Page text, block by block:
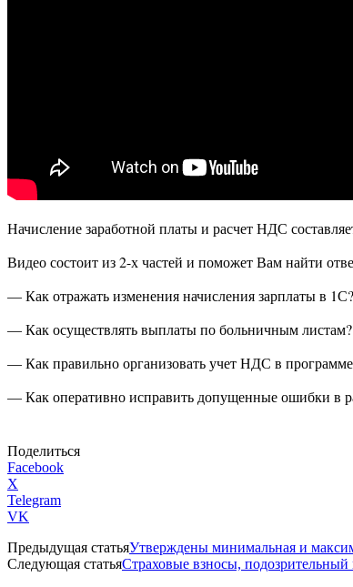
Начисление заработной платы и расчет НДС
Видео состоит из 2-х частей и поможет Вам найти
— Как отражать изменения начисления зарплаты в 1С?
— Как осуществлять выплаты по больничным листам?
— Как правильно организовать учет НДС в
— Как оперативно исправить допущенные ошибки в
Поделиться
Facebook
X
Telegram
VK
Предыдущая статьяУтверждены минимальная и
Следующая статьяСтраховые взносы,